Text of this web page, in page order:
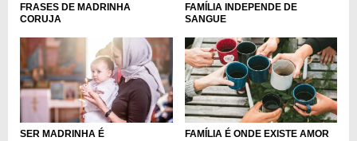
FRASES DE MADRINHA
CORUJA
FAMÍLIA INDEPENDE DE
SANGUE
SER MADRINHA É FAMÍLIA É ONDE EXISTE AMOR